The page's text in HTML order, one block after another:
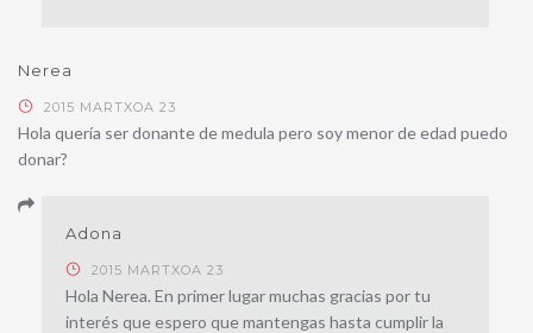
Nerea
2015 MARTXOA 23
Hola quería ser donante de medula pero soy menor de edad puedo
donar?
Adona
2015 MARTXOA 23
Hola Nerea. En primer lugar muchas gracias por tu
interés que espero que mantengas hasta cumplir la